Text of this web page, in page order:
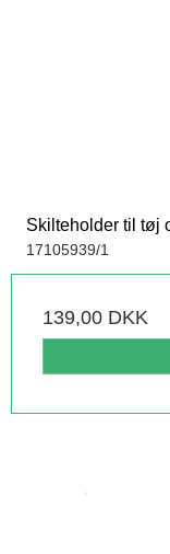
Skilteholder til tøj
17105939/1
139,00 DKK